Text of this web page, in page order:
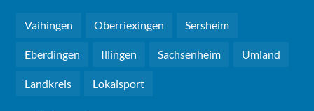
Vaihingen Oberriexingen Sersheim
Eberdingen Illingen Sachsenheim Umland
Landkreis Lokalsport